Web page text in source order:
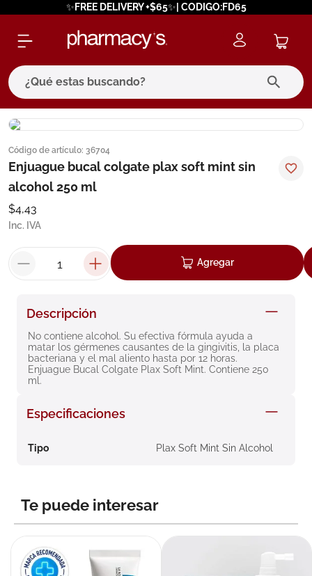
✨FREE DELIVERY +$65✨| CODIGO:FD65
¿Qué estas buscando?
Código de artículo: 36704
Enjuague bucal colgate plax soft mint sin
alcohol 250 ml
$4,43
Inc. IVA
Agregar
Descripción
No contiene alcohol. Su efectiva fórmula ayuda a
matar los gérmenes causantes de la gingivitis, la placa
bacteriana y el mal aliento hasta por 12 horas.
Enjuague Bucal Colgate Plax Soft Mint. Contiene 250
ml.
Especificaciones
Tipo Plax Soft Mint Sin Alcohol
Te puede interesar
términos más buscados
1. eucerin
4.
5. cerave
roche posay
9. isdin
10.pañales